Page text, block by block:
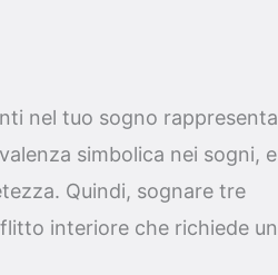
nel tuo sogno rappresenta
simbolica nei sogni, e
Quindi, sognare tre
interiore che richiede un